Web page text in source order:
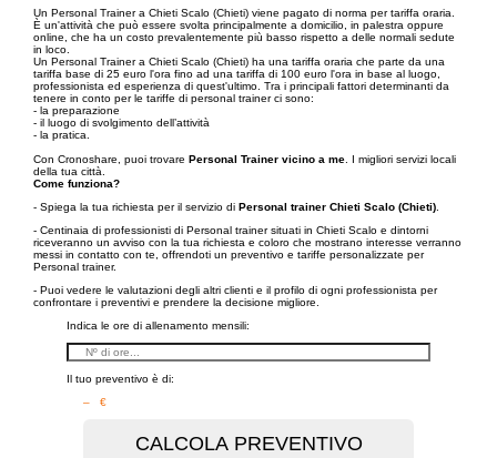
Un Personal Trainer a Chieti Scalo (Chieti) viene pagato di norma per tariffa oraria.
È un'attività che può essere svolta principalmente a domicilio, in palestra oppure
online, che ha un costo prevalentemente più basso rispetto a delle normali sedute
in loco.
Un Personal Trainer a Chieti Scalo (Chieti) ha una tariffa oraria che parte da una
tariffa base di 25 euro l'ora fino ad una tariffa di 100 euro l'ora in base al luogo,
professionista ed esperienza di quest'ultimo. Tra i principali fattori determinanti da
tenere in conto per le tariffe di personal trainer ci sono:
- la preparazione
- il luogo di svolgimento dell’attività
- la pratica.
Con Cronoshare, puoi trovare Personal Trainer vicino a me . I migliori servizi locali
della tua città.
Come funziona?
- Spiega la tua richiesta per il servizio di Personal trainer Chieti Scalo (Chieti)
- Centinaia di professionisti di Personal trainer situati in Chieti Scalo e dintorni
riceveranno un avviso con la tua richiesta e coloro che mostrano interesse verranno
messi in contatto con te, offrendoti un preventivo e tariffe personalizzate per
Personal trainer.
- Puoi vedere le valutazioni degli altri clienti e il profilo di ogni professionista per
confrontare i preventivi e prendere la decisione migliore.
Indica le ore di allenamento mensili:
Il tuo preventivo è di:
– €